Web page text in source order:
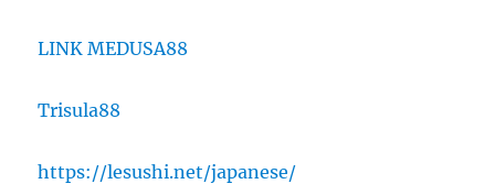
LINK MEDUSA88
Trisula88
https://lesushi.net/japanese/